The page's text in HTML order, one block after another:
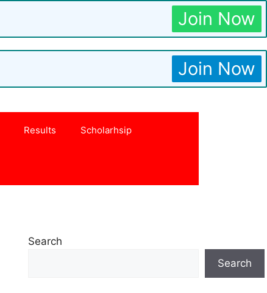
Join Now
Join Now
Results Scholarhsip
Search
Search